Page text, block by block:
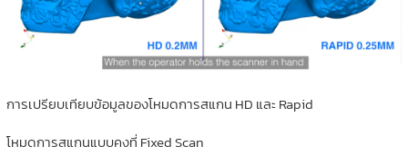
การเปรียบเทียบข้อมูลของโหมดการสแกน HD และ Rapid
โหมดการสแกนแบบคงที่ Fixed Scan